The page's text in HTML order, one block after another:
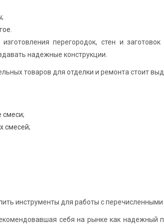
перегородок, стен и
надежные конструкции.
товаров для отделки и ремонта стоит
смеси;
смесей;
инструменты для работы с
себя на рынке как надежный